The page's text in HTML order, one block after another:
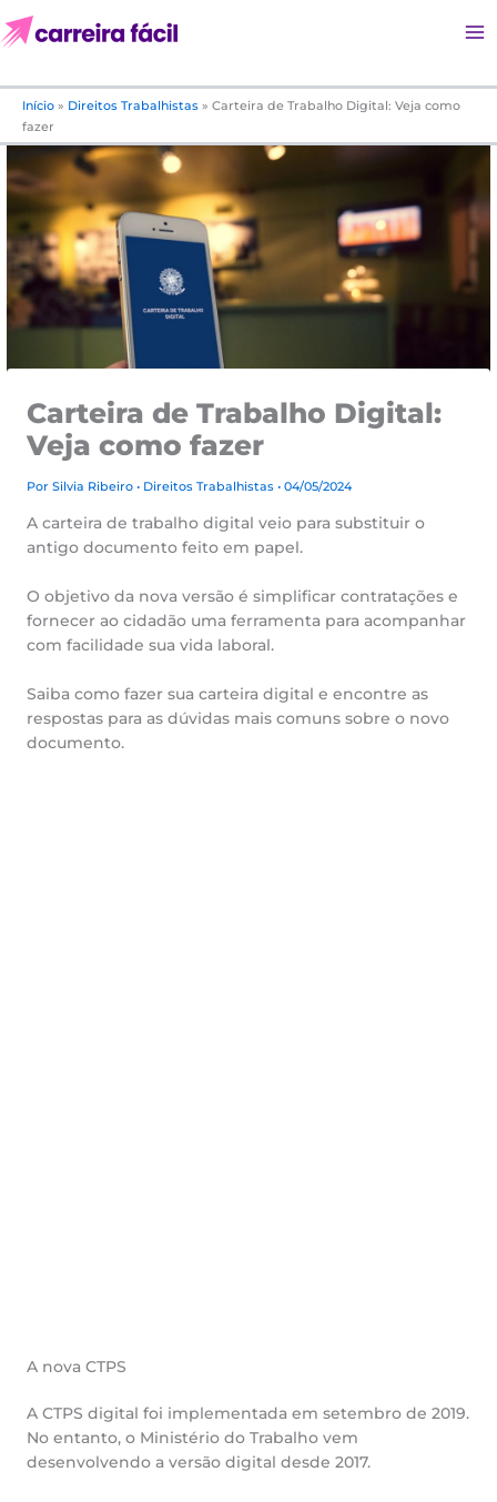
para
conteúdo
Início » Direitos Trabalhistas » Carteira de Trabalho Digital: Veja como
fazer
Carteira de Trabalho Digital:
Veja como fazer
Por Silvia Ribeiro • Direitos Trabalhistas • 04/05/2024
A carteira de trabalho digital veio para substituir o
antigo documento feito em papel.
O objetivo da nova versão é simplificar contratações e
fornecer ao cidadão uma ferramenta para acompanhar
com facilidade sua vida laboral.
Saiba como fazer sua carteira digital e encontre as
respostas para as dúvidas mais comuns sobre o novo
documento.
A nova CTPS
A CTPS digital foi implementada em setembro de 2019.
No entanto, o Ministério do Trabalho vem
desenvolvendo a versão digital desde 2017.